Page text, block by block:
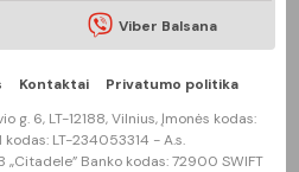
Viber Balsana
Kontaktai
Privatumo politika
g. 6, LT-12188, Vilnius, Įmonės kodas:
LT-234053314 - A.s.
Banko kodas: 72900 SWIFT